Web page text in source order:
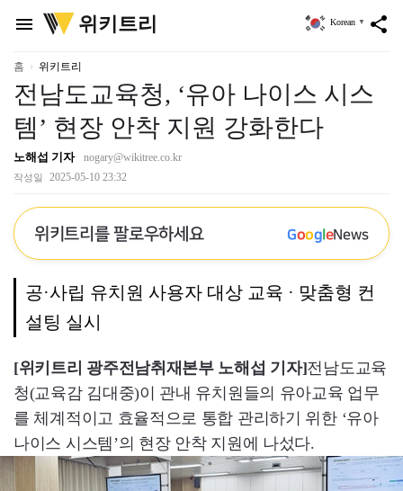
menu
위
키
리
위키트리 share
Korean ▼
홈 위키트리
전남도교육청, ‘유아 나이스 시스
템’ 현장 안착 지원 강화한다
노해섭 기자 nogary@wikitree.co.kr
작성일 2025-05-10 23:32
위키트리를 팔로우하세요 GoogleNews
공·사립 유치원 사용자 대상 교육 · 맞춤형 컨
설팅 실시
[위키트리 광주전남취재본부 노해섭 기자]전남도교육
청(교육감 김대중)이 관내 유치원들의 유아교육 업무
를 체계적이고 효율적으로 통합 관리하기 위한 ‘유아
나이스 시스템’의 현장 안착 지원에 나섰다.